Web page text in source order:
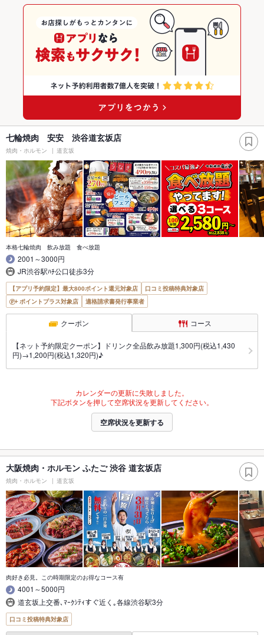
七輪焼肉 安安 渋谷道玄坂店
焼肉・ホルモン 道玄坂
本格七輪焼肉 飲み放題 食べ放題
2001～3000円
JR渋谷駅ﾊﾁ公口徒歩3分
【アプリ予約限定】最大800ポイント還元対象店
口コミ投稿特典対象店
ポイントプラス対象店
適格請求書発行事業者
クーポン コース
【ネット予約限定クーポン】ドリンク全品飲み放題1,300円(税込1,430
円)→1,200円(税込1,320円)♪
カレンダーの更新に失敗しました。
下記ボタンを押して空席状況を更新してください。
空席状況を更新する
大阪焼肉・ホルモン ふたご 渋谷 道玄坂店
焼肉・ホルモン 道玄坂
肉好き必見。この時期限定のお得なコース有
4001～5000円
道玄坂上交番､ﾏｰｸｼﾃｨすぐ近く｡各線渋谷駅3分
口コミ投稿特典対象店